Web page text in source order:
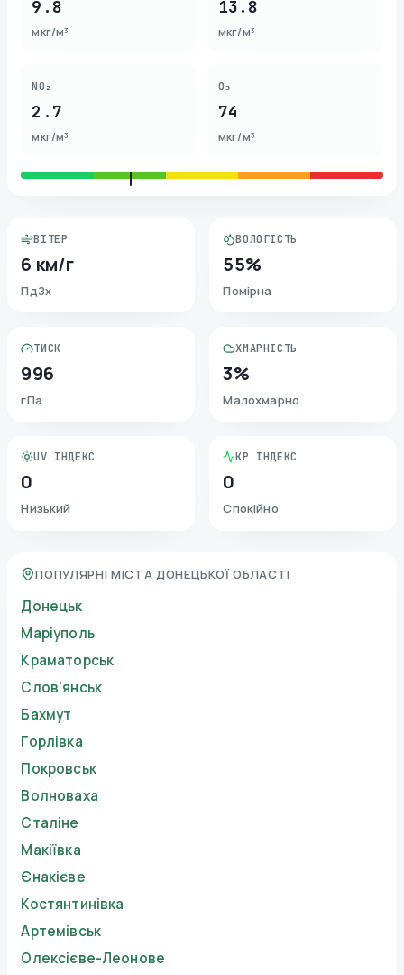
9.8
мкг/м³
13.8
мкг/м³
NO₂
2.7
мкг/м³
O₃
74
мкг/м³
ВІТЕР
6 км/г
ПдЗх
ВОЛОГІСТЬ
55%
Помірна
ТИСК
996
гПа
ХМАРНІСТЬ
3%
Малохмарно
UV ІНДЕКС
0
Низький
KP ІНДЕКС
0
Спокійно
ПОПУЛЯРНІ МІСТА ДОНЕЦЬКОЇ ОБЛАСТІ
Донецьк
Маріуполь
Краматорськ
Слов'янськ
Бахмут
Горлівка
Покровськ
Волноваха
Сталіне
Макіївка
Єнакієве
Костянтинівка
Артемівськ
Олексієве-Леонове